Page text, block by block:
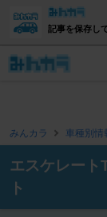
記事を保存し
みんカラ 車種別情
エスケレート
ト